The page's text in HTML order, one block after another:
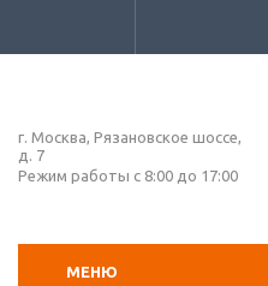
г. Москва, Рязановское шоссе,
д. 7
Режим работы с 8:00 до 17:00
МЕНЮ